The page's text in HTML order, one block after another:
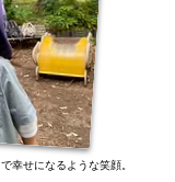
幸せになるような笑顔。